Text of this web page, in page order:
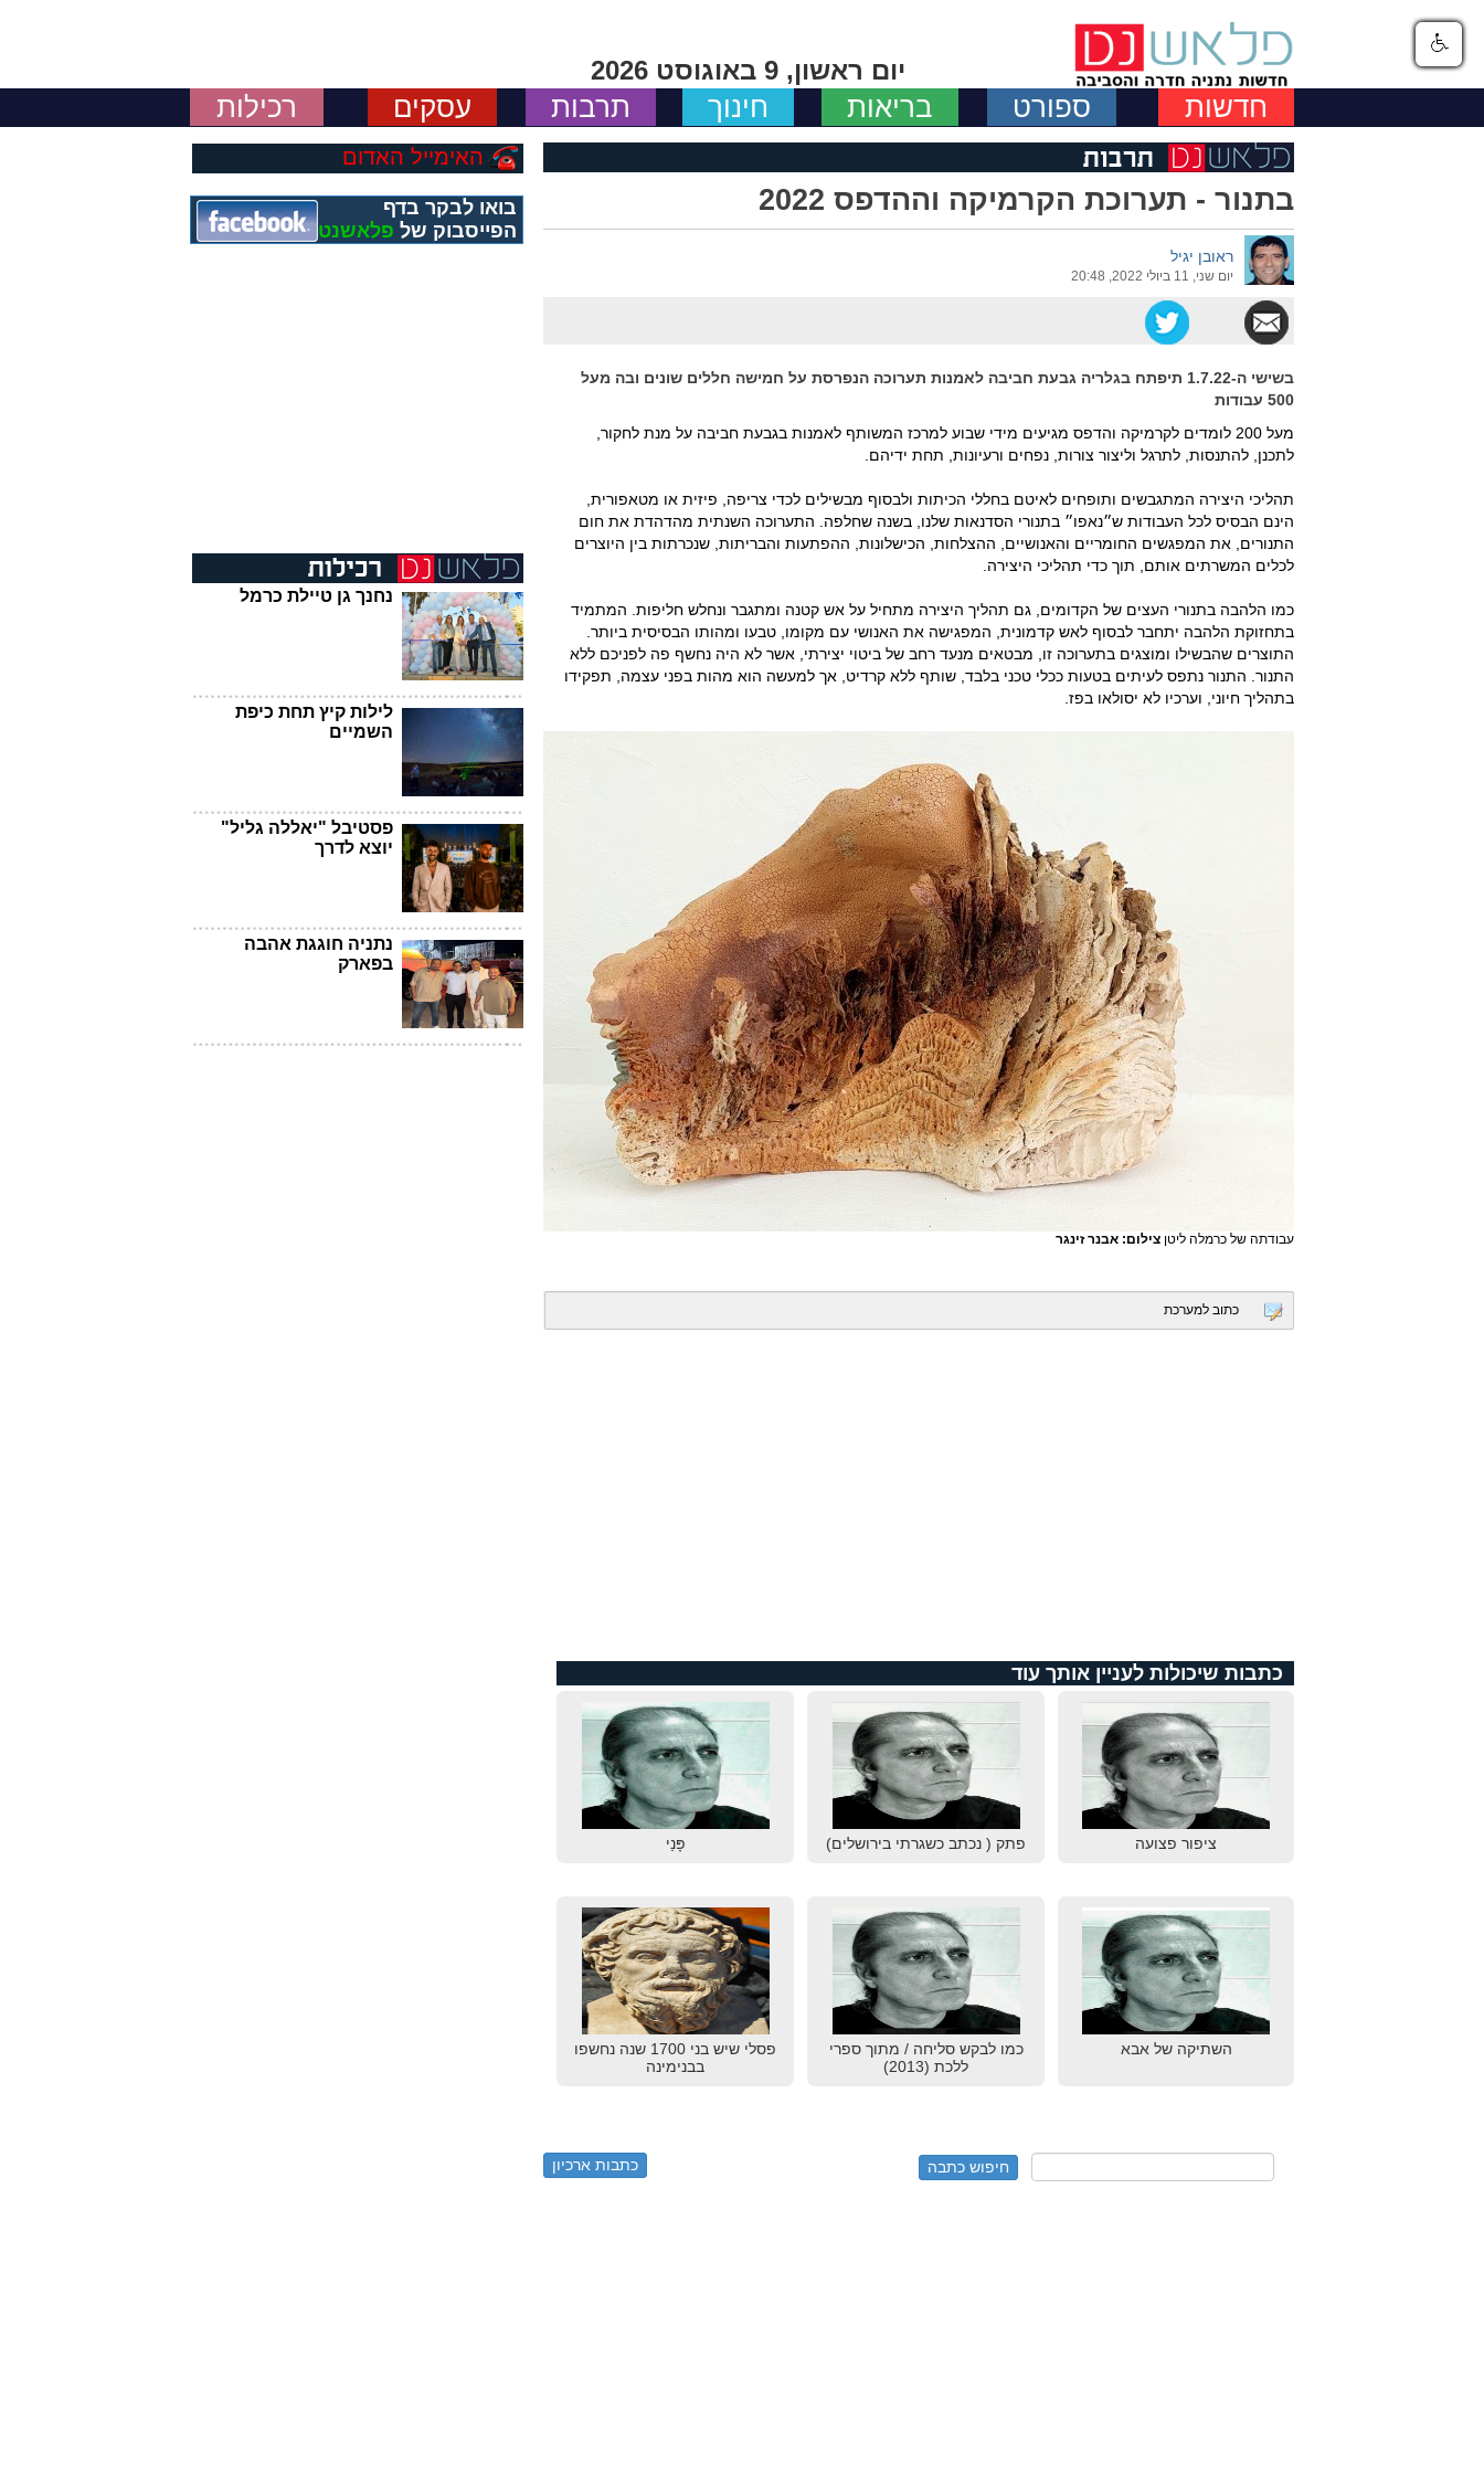
יום ראשון, 9 באוגוסט 2026
חדשות ספורט בריאות חינוך תרבות עסקים רכילות
בתנור - תערוכת הקרמיקה וההדפס 2022
ראובן יגיל
יום שני, 11 ביולי 2022, 20:48
בשישי ה-1.7.22 תיפתח בגלריה גבעת חביבה לאמנות תערוכה הנפרסת על חמישה חללים שונים ובה מעל
500 עבודות
מעל 200 לומדים לקרמיקה והדפס מגיעים מידי שבוע למרכז המשותף לאמנות בגבעת חביבה על מנת לחקור,
לתכנן, להתנסות, לתרגל וליצור צורות, נפחים ורעיונות, תחת ידיהם.
תהליכי היצירה המתגבשים ותופחים לאיטם בחללי הכיתות ולבסוף מבשילים לכדי צריפה, פיזית או מטאפורית,
הינם הבסיס לכל העבודות ש״נאפו״ בתנורי הסדנאות שלנו, בשנה שחלפה. התערוכה השנתית מהדהדת את חום
התנורים, את המפגשים החומריים והאנושיים, ההצלחות, הכישלונות, ההפתעות והבריתות, שנכרתות בין היוצרים
לכלים המשרתים אותם, תוך כדי תהליכי היצירה.
כמו הלהבה בתנורי העצים של הקדומים, גם תהליך היצירה מתחיל על אש קטנה ומתגבר ונחלש חליפות. המתמיד
בתחזוקת הלהבה יתחבר לבסוף לאש קדמונית, המפגישה את האנושי עם מקומו, טבעו ומהותו הבסיסית ביותר.
התוצרים שהבשילו ומוצגים בתערוכה זו, מבטאים מנעד רחב של ביטוי יצירתי, אשר לא היה נחשף פה לפניכם ללא
התנור. התנור נתפס לעיתים בטעות ככלי טכני בלבד, שותף ללא קרדיט, אך למעשה הוא מהות בפני עצמה, תפקידו
בתהליך חיוני, וערכיו לא יסולאו בפז.
עבודתה של כרמלה ליטן צילום: אבנר זינגר
כתוב למערכת
כתבות שיכולות לעניין אותך עוד
ציפור פצועה פתק ( נכתב כשגרתי בירושלים) פָּנַי
השתיקה של אבא
כמו לבקש סליחה / מתוך ספרי
ללכת (2013)
פסלי שיש בני 1700 שנה נחשפו
בבנימינה
כתבות ארכיון
האימייל האדום
בואו לבקר בדף
הפייסבוק של פלאשנט
נחנך גן טיילת כרמל
לילות קיץ תחת כיפת
השמיים
פסטיבל "יאללה גליל"
יוצא לדרך
נתניה חוגגת אהבה
בפארק